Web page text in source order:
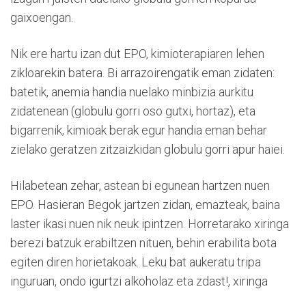
gaixoengan.
Nik ere hartu izan dut EPO, kimioterapiaren lehen
zikloarekin batera. Bi arrazoirengatik eman zidaten:
batetik, anemia handia nuelako minbizia aurkitu
zidatenean (globulu gorri oso gutxi, hortaz), eta
bigarrenik, kimioak berak egur handia eman behar
zielako geratzen zitzaizkidan globulu gorri apur haiei.
Hilabetean zehar, astean bi egunean hartzen nuen
EPO. Hasieran Begok jartzen zidan, emazteak, baina
laster ikasi nuen nik neuk ipintzen. Horretarako xiringa
berezi batzuk erabiltzen nituen, behin erabilita bota
egiten diren horietakoak. Leku bat aukeratu tripa
inguruan, ondo igurtzi alkoholaz eta zdast!, xiringa